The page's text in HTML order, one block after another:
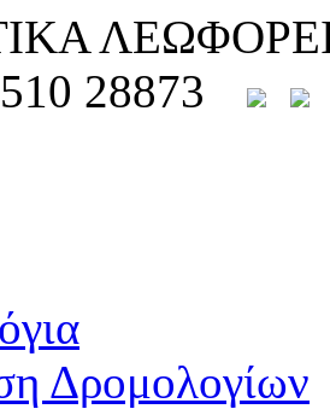
28873
Δρομολογίων